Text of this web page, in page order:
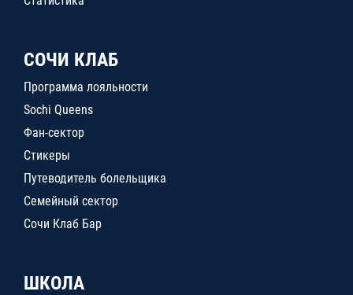
СОЧИ КЛАБ
Программа лояльности
Sochi Queens
Фан-сектор
Стикеры
Путеводитель болельщика
Семейный сектор
Сочи Клаб Бар
ШКОЛА